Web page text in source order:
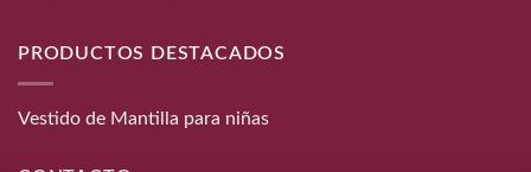
PRODUCTOS DESTACADOS
Vestido de Mantilla para niñas